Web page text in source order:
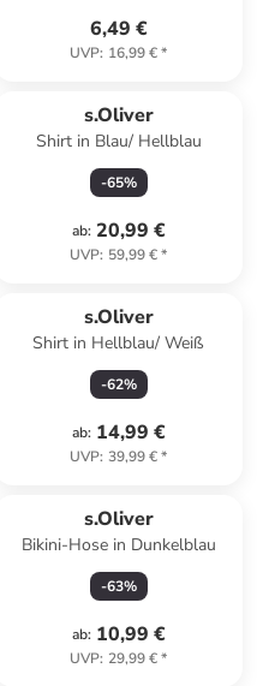
6,49 €
UVP: 16,99 €*
s.Oliver
Shirt in Blau/ Hellblau
-65%
ab: 20,99 €
UVP: 59,99 €*
s.Oliver
Shirt in Hellblau/ Weiß
-62%
ab: 14,99 €
UVP: 39,99 €*
s.Oliver
Bikini-Hose in Dunkelblau
-63%
ab: 10,99 €
UVP: 29,99 €*